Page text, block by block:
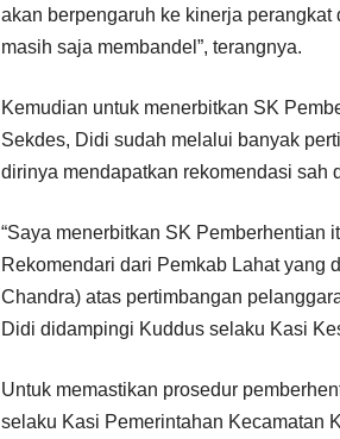
akan berpengaruh ke kinerja
masih saja membandel”, terangnya.
Kemudian untuk menerbitkan SK
Sekdes, Didi sudah melalui banyak
dirinya mendapatkan rekomendasi sah
“Saya menerbitkan SK Pemberhentian
Rekomendari dari Pemkab Lahat yang
Chandra) atas pertimbangan
Didi didampingi Kuddus selaku Kasi
Untuk memastikan prosedur
selaku Kasi Pemerintahan Kecamatan